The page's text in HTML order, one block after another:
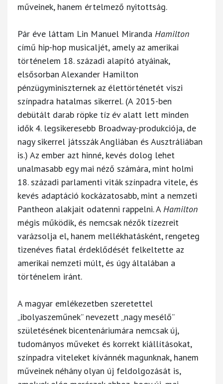
műveinek, hanem értelmező nyitottság.
Pár éve láttam Lin Manuel Miranda Hamilton
című hip-hop musicaljét, amely az amerikai
történelem 18. századi alapító atyáinak,
elsősorban Alexander Hamilton
pénzügyminiszternek az élettörténetét viszi
színpadra hatalmas sikerrel. (A 2015-ben
debütált darab röpke tíz év alatt lett minden
idők 4. legsikeresebb Broadway-produkciója, de
nagy sikerrel játsszák Angliában és Ausztráliában
is.) Az ember azt hinné, kevés dolog lehet
unalmasabb egy mai néző számára, mint holmi
18. századi parlamenti viták színpadra vitele, és
kevés adaptáció kockázatosabb, mint a nemzeti
Pantheon alakjait odatenni rappelni. AHamilton
mégis működik, és nemcsak nézők tízezreit
varázsolja el, hanem mellékhatásként, rengeteg
tizenéves fiatal érdeklődését felkeltette az
amerikai nemzeti múlt, és úgy általában a
történelem iránt.
A magyar emlékezetben szeretettel
„ibolyaszeműnek” nevezett „nagy mesélő”
születésének bicentenáriumára nemcsak új,
tudományos műveket és korrekt kiállításokat,
színpadra viteleket kívánnék magunknak, hanem
műveinek néhány olyan új feldolgozását is,